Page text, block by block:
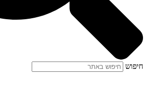
חיפוש